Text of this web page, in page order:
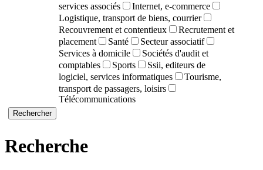
services associés
Internet, e-commerce
Logistique, transport de biens, courrier
Recouvrement et contentieux
Recrutement et
placement
Santé
Secteur associatif
Services à domicile
Sociétés d'audit et
comptables
Sports
Ssii, editeurs de
logiciel, services informatiques
Tourisme,
transport de passagers, loisirs
Télécommunications
Recherche